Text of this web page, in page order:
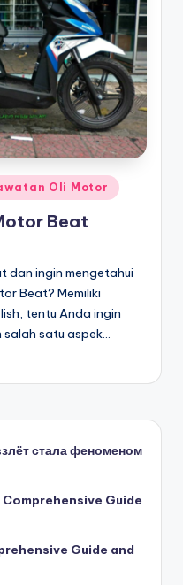
Oli Motor
Beat
dan ingin mengetahui
Beat? Memiliki
tentu Anda ingin
satu aspek…
стала феноменом
Guide
Guide and